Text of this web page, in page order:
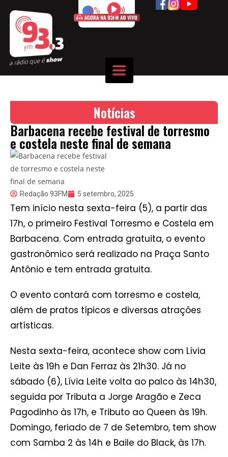
50%
Notícias
Barbacena recebe festival de torresmo
e costela neste final de semana
Redação 93FM 5 setembro, 2025
Tem início nesta sexta-feira (5), a partir das
17h, o primeiro Festival Torresmo e Costela em
Barbacena. Com entrada gratuita, o evento
gastronômico será realizado na Praça Santo
Antônio e tem entrada gratuita.
O evento contará com torresmo e costela,
além de pratos típicos e diversas atrações
artísticas.
Nesta sexta-feira, acontece show com Lívia
Leite às 19h e Dan Ferraz às 21h30. Já no
sábado (6), Lívia Leite volta ao palco às 14h30,
seguida por Tributa a Jorge Aragão e Zeca
Pagodinho às 17h, e Tributo ao Queen às 19h.
Domingo, feriado de 7 de Setembro, tem show
com Samba 2 às 14h e Baile do Black, às 17h.